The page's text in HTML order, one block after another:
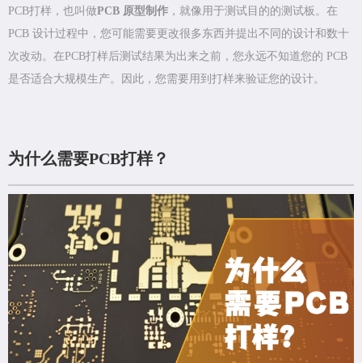
PCB打样，也叫做PCB 原型制作 ，就像用于测试目的的测试板。在
PCB 设计过程中，您可能需要更改很多东西并提出不同的设计和数十
次改动。在PCB打样后测试结果为出来之前，您永远不知道您的 PCB
是否适合大规模生产。因此，您需要用到打样来验证您的设计。
为什么需要PCB打样？